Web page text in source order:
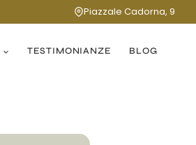
Piazzale Cadorna, 9
TESTIMONIANZE BLOG